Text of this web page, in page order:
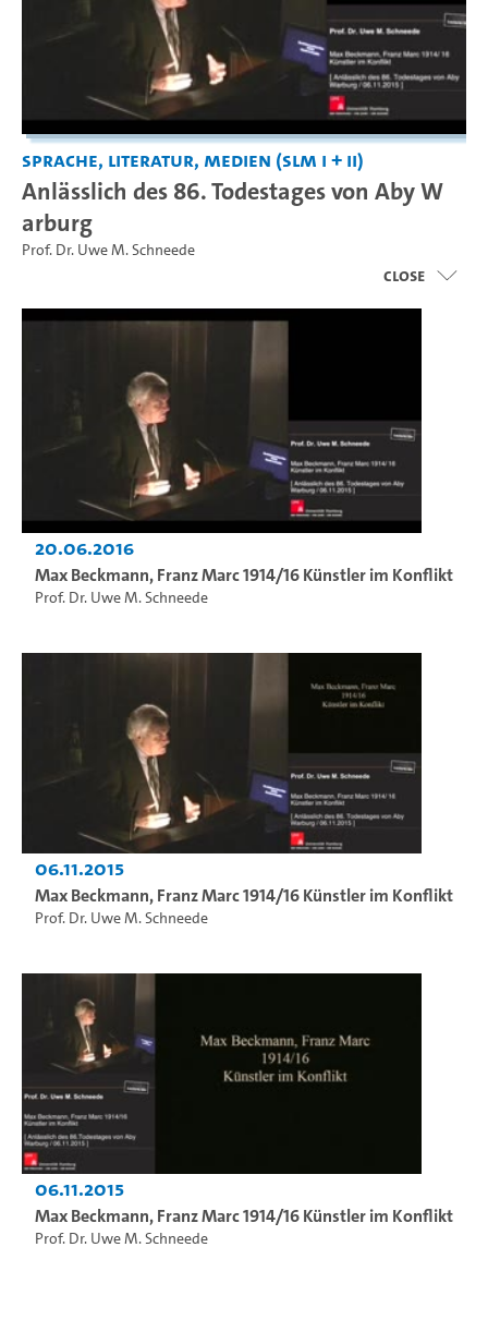
Sprache, Literatur, Medien (SLM I + II)
Anlässlich des 86. Todestages von Aby W
arburg
Prof. Dr. Uwe M. Schneede
close
20.06.2016
Max Beckmann, Franz Marc 1914/16 Künstler im Konflikt
Prof. Dr. Uwe M. Schneede
06.11.2015
Max Beckmann, Franz Marc 1914/16 Künstler im Konflikt
Prof. Dr. Uwe M. Schneede
06.11.2015
Max Beckmann, Franz Marc 1914/16 Künstler im Konflikt
Prof. Dr. Uwe M. Schneede